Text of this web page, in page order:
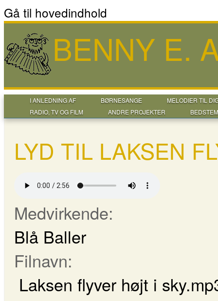
Gå til hovedindhold
BENNY E.
I ANLEDNING AF BØRNESANGE
MELODIER TIL
RADIO, TV OG FILM
ANDRE PROJEKTER
LYD TIL LAKSEN
Medvirkende:
Blå Baller
Filnavn:
Laksen flyver højt i